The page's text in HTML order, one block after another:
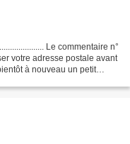
Le commentaire n°
votre adresse postale avant
à nouveau un petit